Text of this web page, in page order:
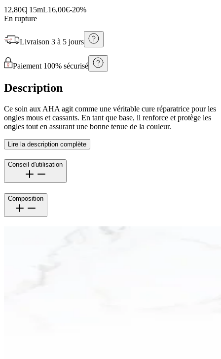
12,80€| 15mL16,00€-20%
En rupture
Livraison 3 à 5 jours
Paiement 100% sécurisé
Description
Ce soin aux AHA agit comme une véritable cure réparatrice pour les
ongles mous et cassants. En tant que base, il renforce et protège les
ongles tout en assurant une bonne tenue de la couleur.
Lire la description complète
Conseil d'utilisation
Composition